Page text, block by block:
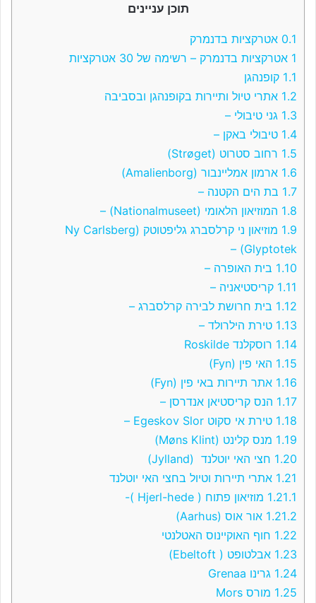
תוכן עניינים
0.1 אטרקציות בדנמרק
1 אטרקציות בדנמרק – רשימה של 30 אטרקציות
1.1 קופנהגן
1.2 אתרי טיול ותיירות בקופנהגן ובסביבה
1.3 גני טיבולי –
1.4 טיבולי באקן –
1.5 רחוב סטרוט (Strøget)
1.6 ארמון אמליינבור (Amalienborg)
1.7 בת הים הקטנה –
1.8 המוזיאון הלאומי (Nationalmuseet) –
1.9
מוזיאון ני קרלסברג גליפטוטק (Ny Carlsberg
Glyptotek) –
1.10 בית האופרה –
1.11 קריסטיאניה –
1.12 בית חרושת לבירה קרלסברג –
1.13 טירת הילרולד –
1.14 רוסקלנד Roskilde
1.15 האי פין (Fyn)
1.16 אתר תיירות באי פין (Fyn)
1.17 הנס קריסטיאן אנדרסן –
1.18 טירת אי סקוט Egeskov Slor –
1.19 מנס קלינט (Møns Klint)
1.20 חצי האי יוטלנד (Jylland)
1.21 אתרי תיירות וטיול בחצי האי יוטלנד
1.21.1 מוזיאון פתוח ( Hjerl-hede )-
1.21.2 אור אוס (Aarhus)
1.22 חוף האוקיינוס האטלנטי
1.23 אבלטופט ( Ebeltoft)
1.24 גרינו Grenaa
1.25 מורס Mors